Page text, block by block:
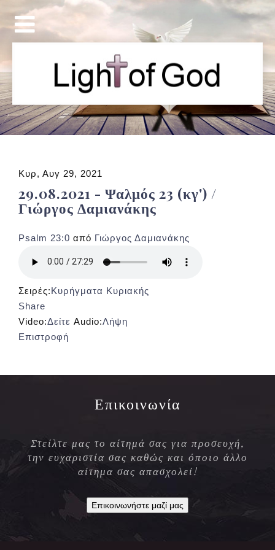
Κυρ, Αυγ 29, 2021
29.08.2021 - Ψαλμός 23 (κγ') /
Γιώργος Δαμιανάκης
Psalm 23:0 από Γιώργος Δαμιανάκης
Σειρές:Κυρήγματα Κυριακής
Share
Video:Δείτε Audio:Λήψη
Επιστροφή
Επικοινωνία
Στείλτε μας το αίτημά σας για προσευχή,
την ευχαριστία σας καθώς και όποιο άλλο
αίτημα σας απασχολεί!
Επικοινωνήστε μαζί μας